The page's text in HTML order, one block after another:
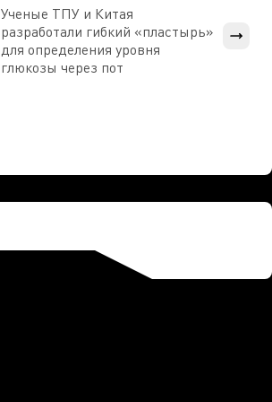
Ученые ТПУ и Китая
разработали гибкий «пластырь»
для определения уровня
глюкозы через пот